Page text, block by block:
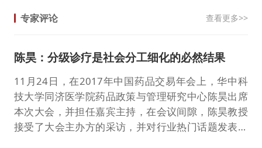
专家评论 查看更多>>
陈昊：分级诊疗是社会分工细化的必然结果
11月24日，在2017年中国药品交易年会上，华中科
技大学同济医学院药品政策与管理研究中心陈昊出席
本次大会，并担任嘉宾主持，在会议间隙，陈昊教授
接受了大会主办方的采访，并对行业热门话题发表了